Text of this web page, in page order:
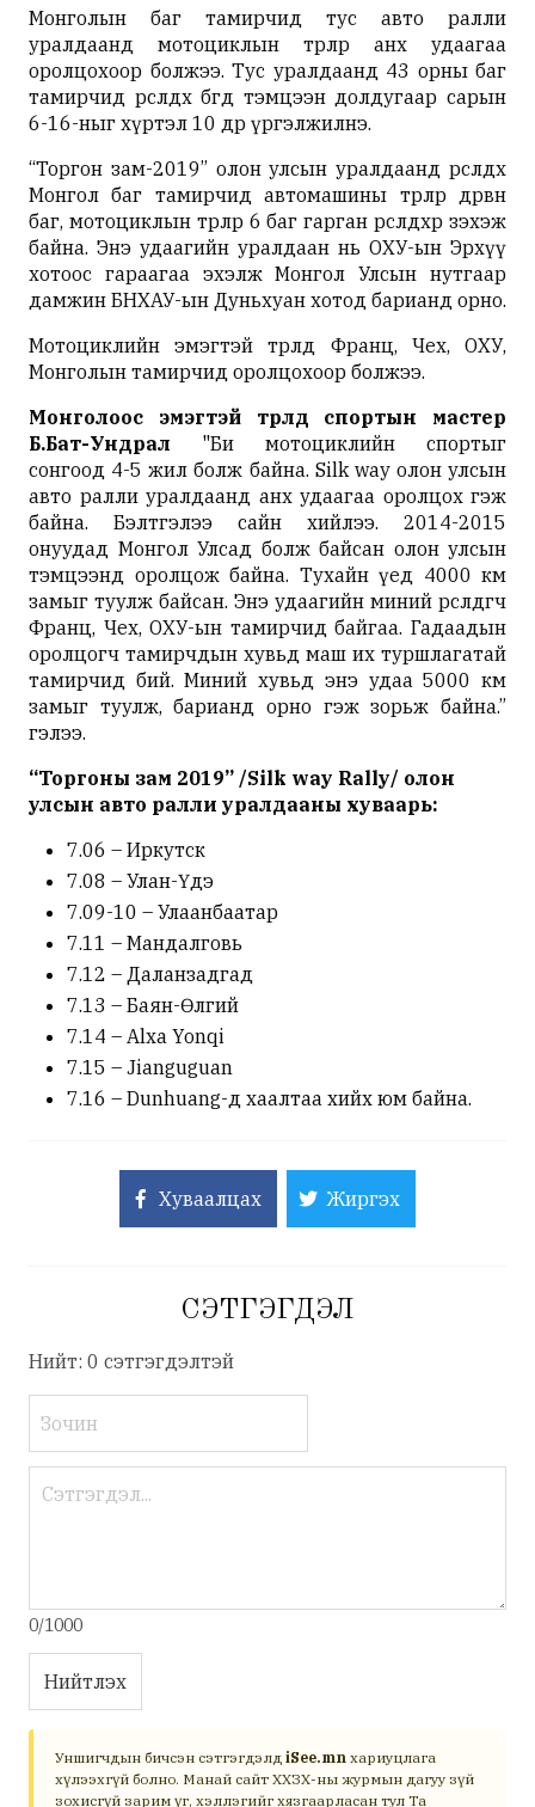
Монголын баг тамирчид тус авто ралли
уралдаанд мотоциклын төрлөөр анх удаагаа
оролцохоор болжээ. Тус уралдаанд 43 орны баг
тамирчид өрсөлдөх бөгөөд тэмцээн долдугаар сарын
6-16-ныг хүртэл 10 өдөр үргэлжилнэ.
“Торгон зам-2019” олон улсын уралдаанд өрсөлдөх
Монгол баг тамирчид автомашины төрлөөр дөрвөн
баг, мотоциклын төрлөөр 6 баг гарган өрсөлдөхөөр зэхэж
байна. Энэ удаагийн уралдаан нь ОХУ-ын Эрхүү
хотоос гараагаа эхэлж Монгол Улсын нутгаар
дамжин БНХАУ-ын Дуньхуан хотод барианд орно.
Мотоциклийн эмэгтэй төрөлд Франц, Чех, ОХУ,
Монголын тамирчид оролцохоор болжээ.
Монголоос эмэгтэй төрөлд спортын мастер
Б.Бат-Ундрал "Би мотоциклийн спортыг
сонгоод 4-5 жил болж байна. Silk way олон улсын
авто ралли уралдаанд анх удаагаа оролцох гэж
байна. Бэлтгэлээ сайн хийлээ. 2014-2015
онуудад Монгол Улсад болж байсан олон улсын
тэмцээнд оролцож байна. Тухайн үед 4000 км
замыг туулж байсан. Энэ удаагийн миний өрсөлдөгч
Франц, Чех, ОХУ-ын тамирчид байгаа. Гадаадын
оролцогч тамирчдын хувьд маш их туршлагатай
тамирчид бий. Миний хувьд энэ удаа 5000 км
замыг туулж, барианд орно гэж зорьж байна.”
гэлээ.
“Торгоны зам 2019” /Silk way Rally/ олон
улсын авто ралли уралдааны хуваарь:
7.06 – Иркутск
7.08 – Улан-Үдэ
7.09-10 – Улаанбаатар
7.11 – Мандалговь
7.12 – Даланзадгад
7.13 – Баян-Өлгий
7.14 – Alxa Yonqi
7.15 – Jianguguan
7.16 – Dunhuang-д хаалтаа хийх юм байна.
Хуваалцах Жиргэх
СЭТГЭГДЭЛ
Нийт: 0 сэтгэгдэлтэй
0/1000
Нийтлэх
Уншигчдын бичсэн сэтгэгдэлд iSee.mn хариуцлага
хүлээхгүй болно. Манай сайт ХХЗХ-ны журмын дагуу зүй
зохисгүй зарим үг, хэллэгийг хязгаарласан тул Та